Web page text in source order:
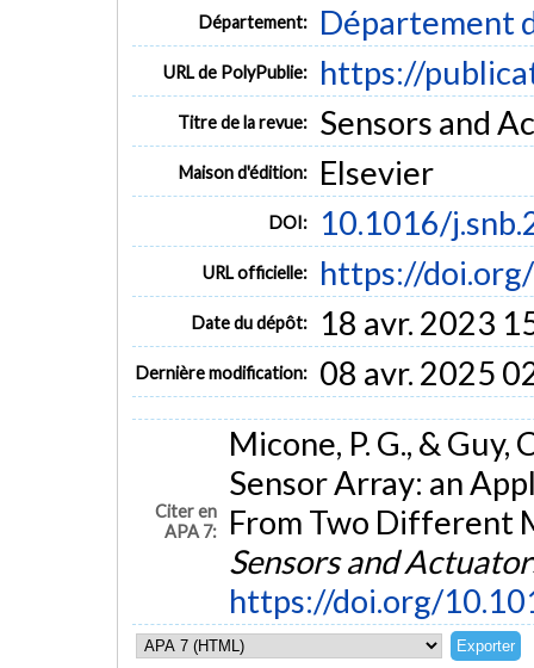
Département: Département
URL de PolyPublie: https://
Titre de la revue: Sensors and
Maison d'édition: Elsevier
DOI: 10.1016/
URL officielle: https://
Date du dépôt: 18 avr. 2023
Dernière modification: 08 avr. 2025
Citer en
APA 7:
Micone, P. G., &
Sensor Array: an
From Two Different
Sensors and
https://doi.org/